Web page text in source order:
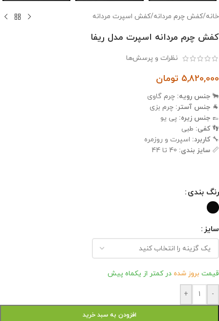
خانه/کفش چرم مردانه/کفش اسپرت مردانه
کفش چرم مردانه اسپرت مدل ریفا
نظرات و پرسش‌ها
5,820,000 تومان
🐂 جنس رویه: چرم گاوی
🐐 جنس آستر: چرم بزی
👞 جنس زیره: پی یو
👣کفی: طبی
🔧کاربرد: اسپرت و روزمره
📏 سایز بندی: 40 تا 44
رنگ بندی
سایز
قیمت بروز شده در کمتر از یکماه پیش
-
+
افزودن به سبد خرید